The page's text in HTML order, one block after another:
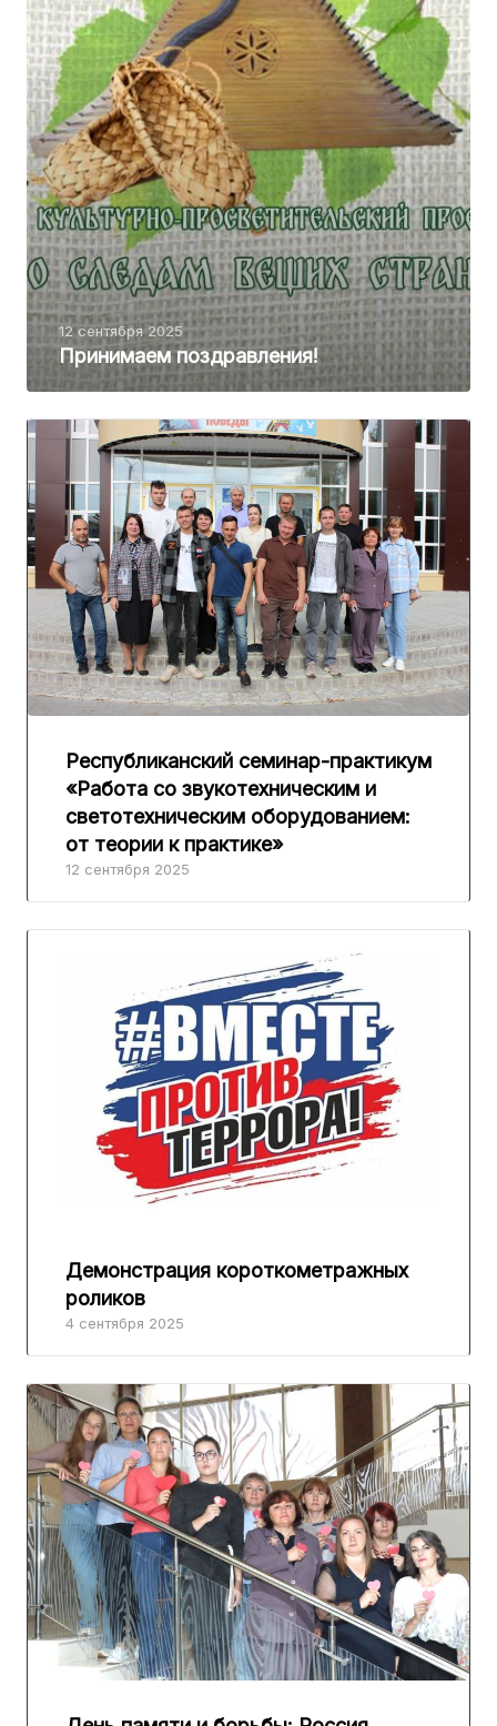
Принимаем поздравления!
12 сентября 2025
Республиканский семинар-практикум
«Работа со звукотехническим и
светотехническим оборудованием:
от теории к практике»
12 сентября 2025
Демонстрация короткометражных
роликов
4 сентября 2025